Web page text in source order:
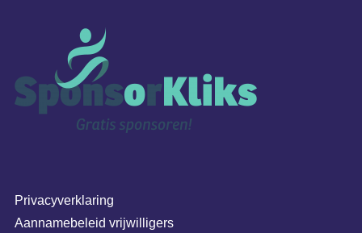
Privacyverklaring
Aannamebeleid vrijwilligers